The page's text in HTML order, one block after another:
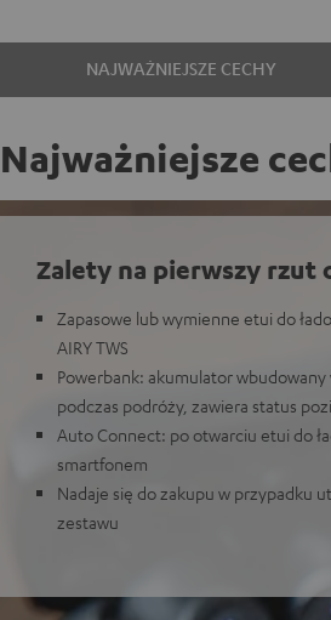
NAJWAŻNIEJSZE CECHY
Najważniejsze
Zalety na pierwszy rzut
Zapasowe lub wymienne etui do
AIRY TWS
Powerbank: akumulator wbudowany
podczas podróży, zawiera status
Auto Connect: po otwarciu etui do
smartfonem
Nadaje się do zakupu w przypadku
zestawu